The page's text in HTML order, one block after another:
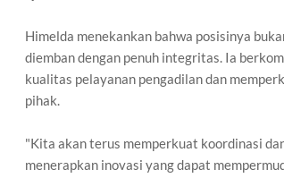
Himelda menekankan bahwa posisinya
diemban dengan penuh integritas. Ia
kualitas pelayanan pengadilan dan
pihak.
"Kita akan terus memperkuat koordinasi
menerapkan inovasi yang dapat